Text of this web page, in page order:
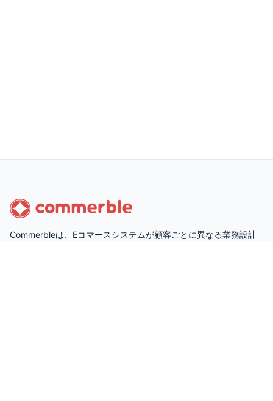
Commerbleは、Eコマースシステムが顧客ごとに異なる業務設計